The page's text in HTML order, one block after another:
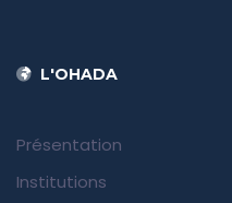
L'OHADA
Présentation
Institutions